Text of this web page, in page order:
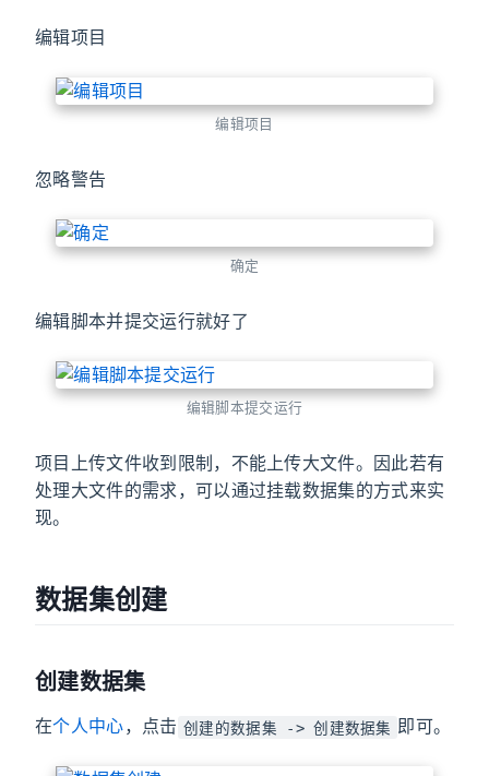
编辑项目
编辑项目
忽略警告
确定
编辑脚本并提交运行就好了
编辑脚本提交运行
项目上传文件收到限制，不能上传大文件。因此若有
处理大文件的需求，可以通过挂载数据集的方式来实
现。
数据集创建
创建数据集
在个人中心，点击 创建的数据集 -> 创建数据集 即可。